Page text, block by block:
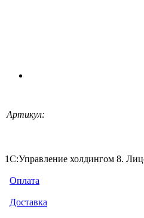
Артикул:
1С:Управление холдингом 8.
Оплата
Доставка